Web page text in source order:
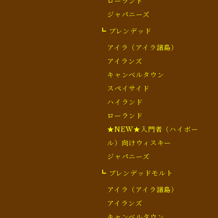
ジャパニーズ
┗ ブレンデッド
アイラ（アイラ諸島）
アイランズ
キャンベルタウン
スペイサイド
ハイランド
ローランド
★NEW★入門者（ハイボー
ル）向けウィスキー
ジャパニーズ
┗ ブレンデッドモルト
アイラ（アイラ諸島）
アイランズ